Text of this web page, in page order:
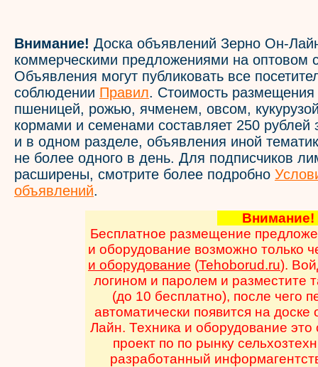
Внимание! Доска объявлений Зерно Он-
коммерческими предложениями на оптовом
Объявления могут публиковать все
соблюдении Правил. Стоимость
пшеницей, рожью, ячменем, овсом,
кормами и семенами составляет 250 рублей
и в одном разделе, объявления иной
не более одного в день. Для подписчиков
расширены, смотрите более подробно
объявлений.
Бесплатное размещение
и оборудование возможно только
и оборудование (Tehoborud.ru).
логином и паролем и разместите
(до 10 бесплатно), после чего
автоматически появится на
Лайн. Техника и оборудование
проект по по рынку
разработанный